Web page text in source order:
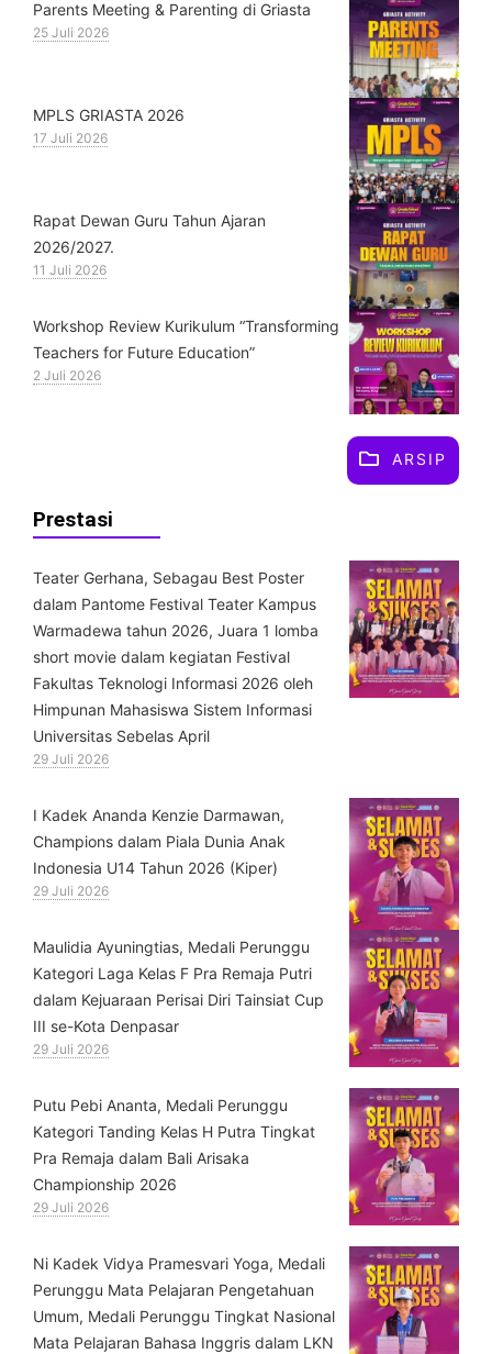
Parents Meeting & Parenting di Griasta
25 Juli 2026
MPLS GRIASTA 2026
17 Juli 2026
Rapat Dewan Guru Tahun Ajaran
2026/2027.
11 Juli 2026
Workshop Review Kurikulum “Transforming
Teachers for Future Education”
2 Juli 2026
ARSIP
Prestasi
Teater Gerhana, Sebagau Best Poster
dalam Pantome Festival Teater Kampus
Warmadewa tahun 2026, Juara 1 lomba
short movie dalam kegiatan Festival
Fakultas Teknologi Informasi 2026 oleh
Himpunan Mahasiswa Sistem Informasi
Universitas Sebelas April
29 Juli 2026
⁠I Kadek Ananda Kenzie Darmawan,
Champions dalam Piala Dunia Anak
Indonesia U14 Tahun 2026 (Kiper)
29 Juli 2026
⁠Maulidia Ayuningtias, Medali Perunggu
Kategori Laga Kelas F Pra Remaja Putri
dalam Kejuaraan Perisai Diri Tainsiat Cup
III se-Kota Denpasar
29 Juli 2026
Putu Pebi Ananta, Medali Perunggu
Kategori Tanding Kelas H Putra Tingkat
Pra Remaja dalam Bali Arisaka
Championship 2026
29 Juli 2026
⁠Ni Kadek Vidya Pramesvari Yoga, Medali
Perunggu Mata Pelajaran Pengetahuan
Umum, Medali Perunggu Tingkat Nasional
Mata Pelajaran Bahasa Inggris dalam LKN